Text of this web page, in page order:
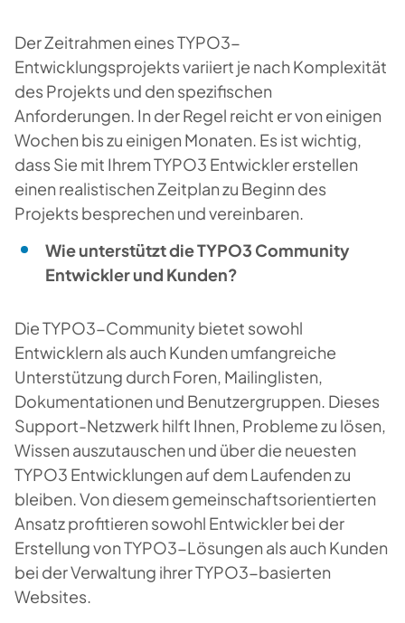
Der Zeitrahmen eines TYPO3-
Entwicklungsprojekts variiert je nach Komplexität
des Projekts und den spezifischen
Anforderungen. In der Regel reicht er von einigen
Wochen bis zu einigen Monaten. Es ist wichtig,
dass Sie mit Ihrem TYPO3 Entwickler erstellen
einen realistischen Zeitplan zu Beginn des
Projekts besprechen und vereinbaren.
Wie unterstützt die TYPO3 Community
Entwickler und Kunden?
Die TYPO3-Community bietet sowohl
Entwicklern als auch Kunden umfangreiche
Unterstützung durch Foren, Mailinglisten,
Dokumentationen und Benutzergruppen. Dieses
Support-Netzwerk hilft Ihnen, Probleme zu lösen,
Wissen auszutauschen und über die neuesten
TYPO3 Entwicklungen auf dem Laufenden zu
bleiben. Von diesem gemeinschaftsorientierten
Ansatz profitieren sowohl Entwickler bei der
Erstellung von TYPO3-Lösungen als auch Kunden
bei der Verwaltung ihrer TYPO3-basierten
Websites.